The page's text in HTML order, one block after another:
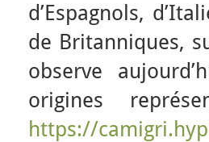
d’Espagnols,
de Britanniques,
observe
origines
https://